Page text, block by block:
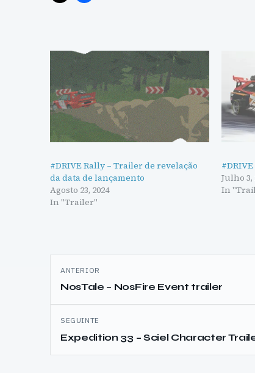
#DRIVE Rally – Trailer de revelação
da data de lançamento
Agosto 23, 2024
In "Trailer"
Julho 3,
In
Navegação
de
artigos
ANTERIOR
NosTale – NosFire Event trailer
SEGUINTE
Expedition 33 – Sciel Character